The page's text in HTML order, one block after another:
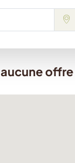
aucune offre